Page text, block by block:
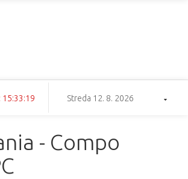
15:33:18 Streda 12. 8. 2026
- Compo